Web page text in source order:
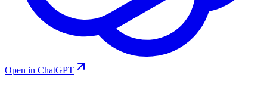
Open in ChatGPT